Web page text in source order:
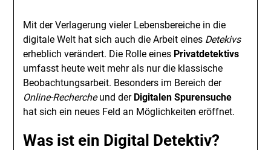
Mit der Verlagerung vieler Lebensbereiche in die
digitale Welt hat sich auch die Arbeit eines Detekivs
erheblich verändert. Die Rolle eines Privatdetektivs
umfasst heute weit mehr als nur die klassische
Beobachtungsarbeit. Besonders im Bereich der
Online-Rechercheund der Digitalen Spurensuche
hat sich ein neues Feld an Möglichkeiten eröffnet.
Was ist ein Digital Detektiv?